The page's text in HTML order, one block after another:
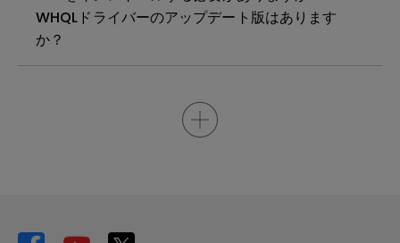
WHQLドライバーのアップデート版はあります
か？